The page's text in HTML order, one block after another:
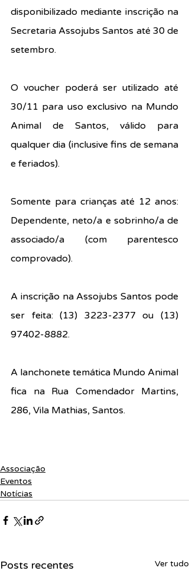
disponibilizado mediante inscrição na
Secretaria Assojubs Santos até 30 de
setembro.
O voucher poderá ser utilizado até
30/11 para uso exclusivo na Mundo
Animal de Santos, válido para
qualquer dia (inclusive fins de semana
e feriados).
Somente para crianças até 12 anos:
Dependente, neto/a e sobrinho/a de
associado/a (com parentesco
comprovado).
A inscrição na Assojubs Santos pode
ser feita: (13) 3223-2377 ou (13)
97402-8882.
A lanchonete temática Mundo Animal
fica na Rua Comendador Martins,
286, Vila Mathias, Santos.
Associação
Eventos
Notícias
Posts recentes Ver tudo